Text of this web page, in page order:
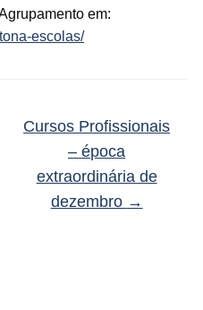
em:
escolas/
Cursos Profissionais
– época
extraordinária de
dezembro →